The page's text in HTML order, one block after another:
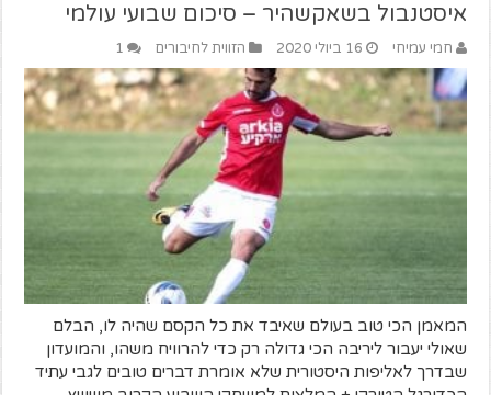
איסטנבול בשאקשהיר – סיכום שבועי עולמי
חמי עמיחי 16 ביולי 2020 הזווית לחיבורים 1
המאמן הכי טוב בעולם שאיבד את כל הקסם שהיה לו, הבלם
שאולי יעבור ליריבה הכי גדולה רק כדי להרוויח משהו, והמועדון
שבדרך לאליפות היסטורית שלא אומרת דברים טובים לגבי עתיד